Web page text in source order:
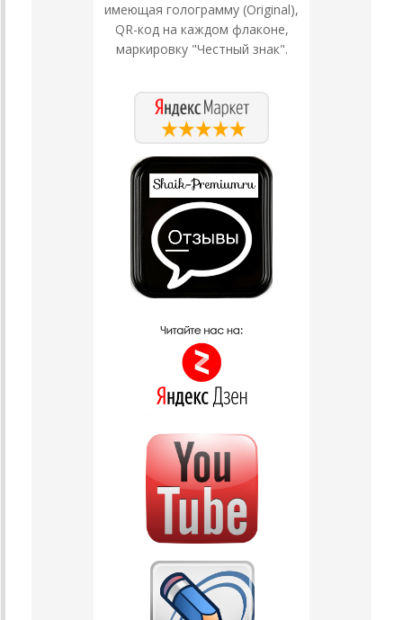
имеющая голограмму (Original),
QR-код на каждом флаконе,
маркировку "Честный знак".